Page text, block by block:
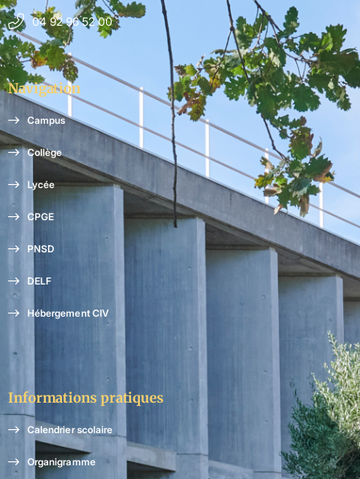
Navigation
Campus
Collège
Lycée
CPGE
PNSD
DELF
Hébergement CIV
Informations pratiques
Calendrier scolaire
Organigramme
04 92 96 52 00